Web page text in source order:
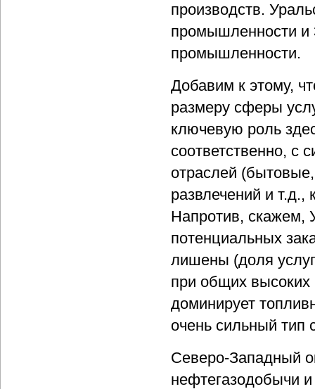
производств.
промышленности и
промышленности.
Добавим к этому,
размеру сферы
ключевую роль
соответственно, с
отраслей
развлечений и
Напротив, скажем,
потенциальных
лишены (доля
при общих высоких
доминирует
очень сильный тип
Северо-Западный
нефтегазодобычи